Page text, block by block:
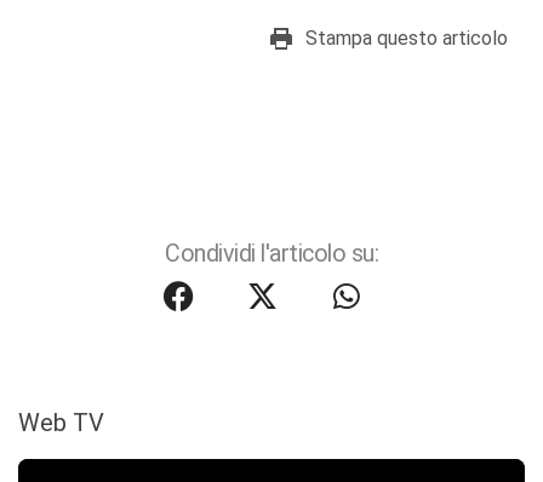
Stampa questo articolo
Condividi l'articolo su:
Web TV